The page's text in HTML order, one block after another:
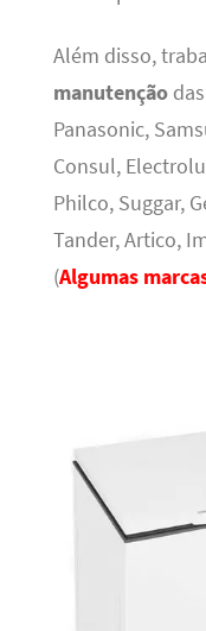
Além disso,
manutençãodas
Panasonic,
Consul,
Philco, Suggar,
Tander, Artico,
(Algumas